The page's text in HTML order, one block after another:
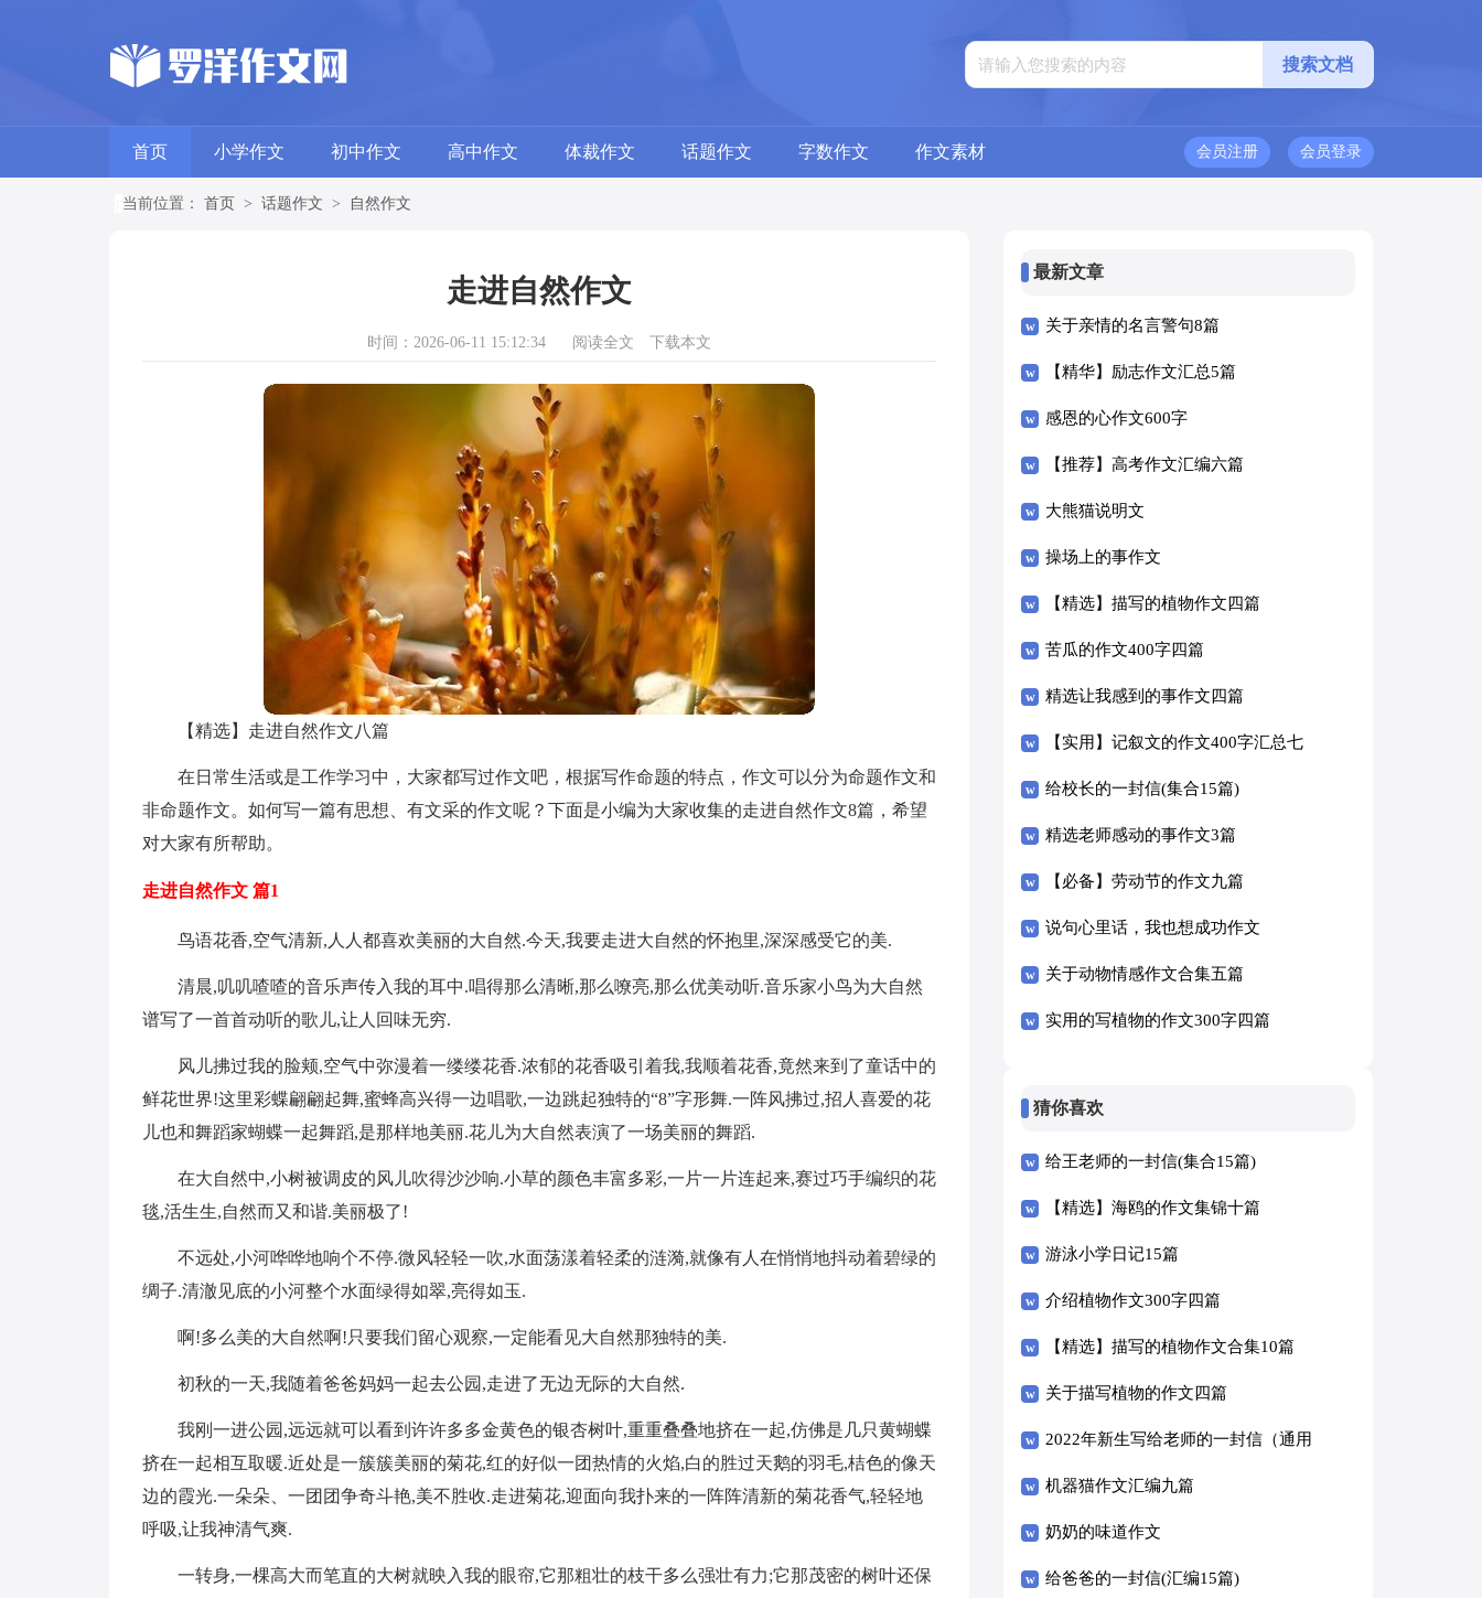
首页 小学作文 初中作文 高中作文 体裁作文 话题作文 字数作文 作文素材 会员登录
会员注册
当前位置： 首页 > 话题作文 > 自然作文
走进自然作文
时间：2026-06-11 15:12:34 阅读全文 下载本文
【精选】走进自然作文八篇
在日常生活或是工作学习中，大家都写过作文吧，根据写作命题的特点，作文可以分为命题作文和
非命题作文。如何写一篇有思想、有文采的作文呢？下面是小编为大家收集的走进自然作文8篇，希望
对大家有所帮助。
走进自然作文 篇1
鸟语花香,空气清新,人人都喜欢美丽的大自然.今天,我要走进大自然的怀抱里,深深感受它的美.
清晨,叽叽喳喳的音乐声传入我的耳中.唱得那么清晰,那么嘹亮,那么优美动听.音乐家小鸟为大自然
谱写了一首首动听的歌儿,让人回味无穷.
风儿拂过我的脸颊,空气中弥漫着一缕缕花香.浓郁的花香吸引着我,我顺着花香,竟然来到了童话中的
鲜花世界!这里彩蝶翩翩起舞,蜜蜂高兴得一边唱歌,一边跳起独特的“8”字形舞.一阵风拂过,招人喜爱的花
儿也和舞蹈家蝴蝶一起舞蹈,是那样地美丽.花儿为大自然表演了一场美丽的舞蹈.
在大自然中,小树被调皮的风儿吹得沙沙响.小草的颜色丰富多彩,一片一片连起来,赛过巧手编织的花
毯,活生生,自然而又和谐.美丽极了!
不远处,小河哗哗地响个不停.微风轻轻一吹,水面荡漾着轻柔的涟漪,就像有人在悄悄地抖动着碧绿的
绸子.清澈见底的小河整个水面绿得如翠,亮得如玉.
啊!多么美的大自然啊!只要我们留心观察,一定能看见大自然那独特的美.
初秋的一天,我随着爸爸妈妈一起去公园,走进了无边无际的大自然.
我刚一进公园,远远就可以看到许许多多金黄色的银杏树叶,重重叠叠地挤在一起,仿佛是几只黄蝴蝶
挤在一起相互取暖.近处是一簇簇美丽的菊花,红的好似一团热情的火焰,白的胜过天鹅的羽毛,桔色的像天
边的霞光.一朵朵、一团团争奇斗艳,美不胜收.走进菊花,迎面向我扑来的一阵阵清新的菊花香气,轻轻地
呼吸,让我神清气爽.
一转身,一棵高大而笔直的大树就映入我的眼帘,它那粗壮的枝干多么强壮有力;它那茂密的树叶还保
最新文章
关于亲情的名言警句8篇
【精华】励志作文汇总5篇
感恩的心作文600字
【推荐】高考作文汇编六篇
大熊猫说明文
操场上的事作文
【精选】描写的植物作文四篇
苦瓜的作文400字四篇
精选让我感到的事作文四篇
【实用】记叙文的作文400字汇总七
篇
给校长的一封信(集合15篇)
精选老师感动的事作文3篇
【必备】劳动节的作文九篇
说句心里话，我也想成功作文
关于动物情感作文合集五篇
实用的写植物的作文300字四篇
猜你喜欢
给王老师的一封信(集合15篇)
【精选】海鸥的作文集锦十篇
游泳小学日记15篇
介绍植物作文300字四篇
【精选】描写的植物作文合集10篇
关于描写植物的作文四篇
2022年新生写给老师的一封信（通用
8篇）
机器猫作文汇编九篇
奶奶的味道作文
给爸爸的一封信(汇编15篇)